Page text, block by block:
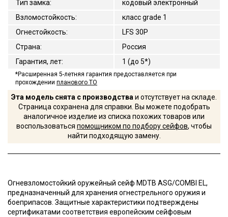
Тип замка:
кодовый электронный
Взломостойкость:
класс grade 1
Огнестойкость:
LFS 30P
Страна:
Россия
Гарантия, лет: 1 (до 5*)
*Расширенная 5-летняя гарантия предоставляется при
прохождении планового ТО
Эта модель снята с производства и отсутствует на складе.
Страница сохранена для справки. Вы можете подобрать
аналогичное изделие из списка похожих товаров или
воспользоваться помощником по подбору сейфов, чтобы
найти подходящую замену.
Огневзломостойкий оружейный сейф MDTB ASG/COMBI EL,
предназначенный для хранения огнестрельного оружия и
боеприпасов. Защитные характеристики подтверждены
сертификатами соответствия европейским сейфовым